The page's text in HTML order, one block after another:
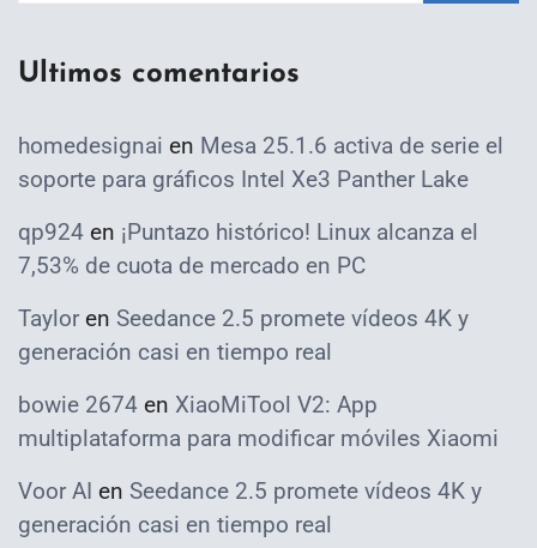
Ultimos comentarios
homedesignai en Mesa 25.1.6 activa de serie el
soporte para gráficos Intel Xe3 Panther Lake
qp924 en ¡Puntazo histórico! Linux alcanza el
7,53% de cuota de mercado en PC
Taylor en Seedance 2.5 promete vídeos 4K y
generación casi en tiempo real
bowie 2674 en XiaoMiTool V2: App
multiplataforma para modificar móviles Xiaomi
Voor AI en Seedance 2.5 promete vídeos 4K y
generación casi en tiempo real